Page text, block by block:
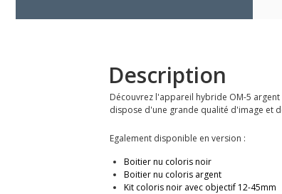
Description
Découvrez l'appareil hybride OM-5 argent
dispose d'une grande qualité d'image et
Egalement disponible en version :
Boitier nu coloris noir
Boitier nu coloris argent
Kit coloris noir avec objectif 12-45mm